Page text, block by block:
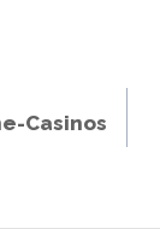
Casinos